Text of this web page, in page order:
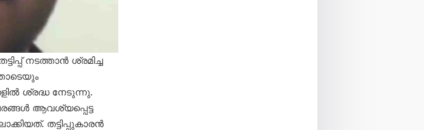
നടത്താൻ ശ്രമിച്ച
ശ്രദ്ധ നേടുന്നു.
ആവശ്യപ്പെട്ട
തട്ടിപ്പുകാരൻ